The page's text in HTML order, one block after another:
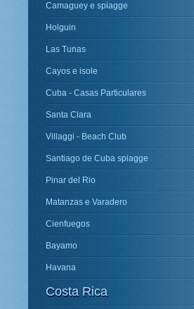
Camaguey e spiagge
Holguin
Las Tunas
Cayos e isole
Cuba - Casas Particulares
Santa Clara
Villaggi - Beach Club
Santiago de Cuba spiagge
Pinar del Rio
Matanzas e Varadero
Cienfuegos
Bayamo
Havana
Costa Rica